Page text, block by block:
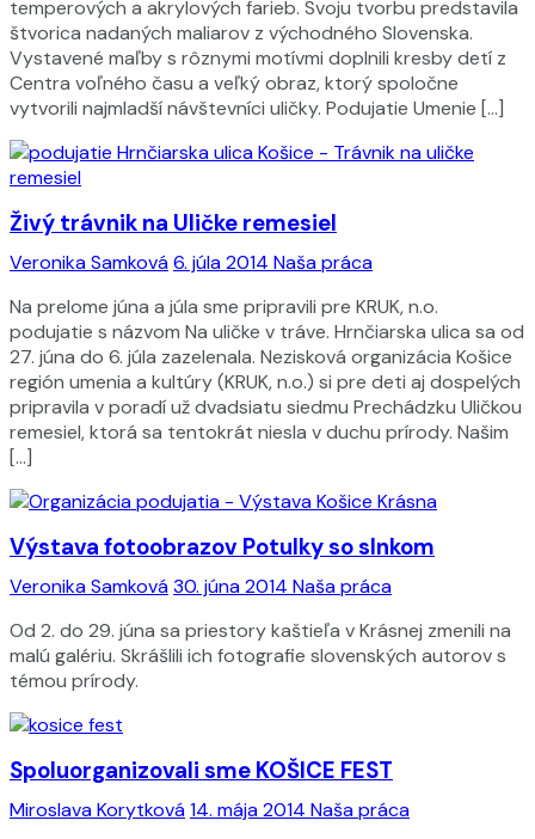
temperových a akrylových farieb. Svoju tvorbu predstavila
štvorica nadaných maliarov z východného Slovenska.
Vystavené maľby s rôznymi motívmi doplnili kresby detí z
Centra voľného času a veľký obraz, ktorý spoločne
vytvorili najmladší návštevníci uličky. Podujatie Umenie […]
Veronika Samková6. júla 2014 Naša práca
Živý trávnik na Uličke remesiel
Na prelome júna a júla sme pripravili pre KRUK, n.o.
podujatie s názvom Na uličke v tráve. Hrnčiarska ulica sa od
27. júna do 6. júla zazelenala. Nezisková organizácia Košice
región umenia a kultúry (KRUK, n.o.) si pre deti aj dospelých
pripravila v poradí už dvadsiatu siedmu Prechádzku Uličkou
remesiel, ktorá sa tentokrát niesla v duchu prírody. Našim
[…]
Veronika Samková30. júna 2014 Naša práca
Výstava fotoobrazov Potulky so slnkom
Od 2. do 29. júna sa priestory kaštieľa v Krásnej zmenili na
malú galériu. Skrášlili ich fotografie slovenských autorov s
témou prírody.
Miroslava Korytková14. mája 2014 Naša práca
Spoluorganizovali sme KOŠICE FEST